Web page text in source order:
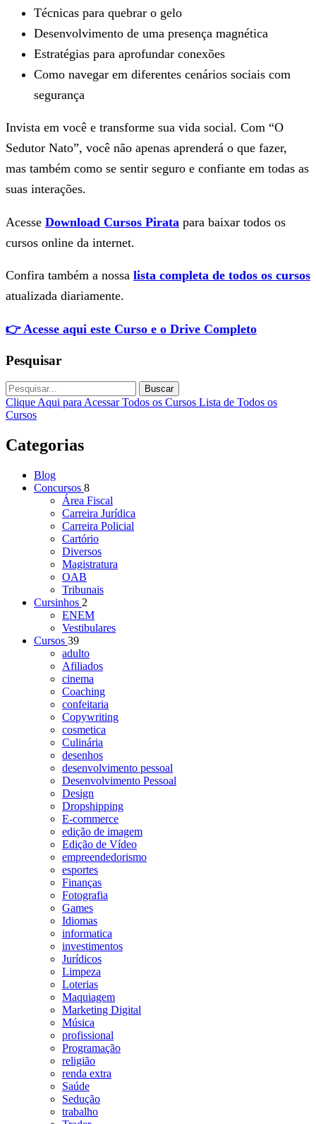
Técnicas para quebrar o gelo
Desenvolvimento de uma presença magnética
Estratégias para aprofundar conexões
Como navegar em diferentes cenários sociais com
segurança
Invista em você e transforme sua vida social. Com “O
Sedutor Nato”, você não apenas aprenderá o que fazer,
mas também como se sentir seguro e confiante em todas as
suas interações.
Acesse Download Cursos Pirata para baixar todos os
cursos online da internet.
Confira também a nossa lista completa de todos os cursos
atualizada diariamente.
👉 Acesse aqui este Curso e o Drive Completo
Pesquisar
Buscar
Clique Aqui para Acessar Todos os Cursos Lista de Todos os
Cursos
Categorias
Blog
Concursos 8
Área Fiscal
Carreira Jurídica
Carreira Policial
Cartório
Diversos
Magistratura
OAB
Tribunais
Cursinhos 2
ENEM
Vestibulares
Cursos 39
adulto
Afiliados
cinema
Coaching
confeitaria
Copywriting
cosmetica
Culinária
desenhos
desenvolvimento pessoal
Desenvolvimento Pessoal
Design
Dropshipping
E-commerce
edição de imagem
Edição de Vídeo
empreendedorismo
esportes
Finanças
Fotografia
Games
Idiomas
informatica
investimentos
Jurídicos
Limpeza
Loterias
Maquiagem
Marketing Digital
Música
profissional
Programação
religião
renda extra
Saúde
Sedução
trabalho